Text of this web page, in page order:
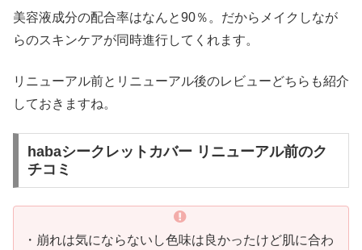
美容液成分の配合率はなんと90％。だからメイクしなが
らのスキンケアが同時進行してくれます。
リニューアル前とリニューアル後のレビューどちらも紹介
しておきますね。
habaシークレットカバー リニューアル前のク
チコミ
・崩れは気にならないし色味は良かったけど肌に合わ